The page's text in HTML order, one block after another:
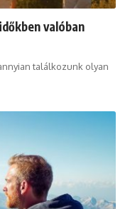
valóban
találkozunk olyan